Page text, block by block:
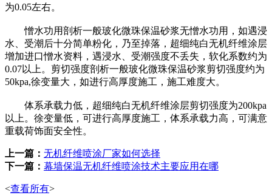
为0.05左右。
憎水功用剖析一般玻化微珠保温砂浆无憎水功用，如遇浸
水、受潮后十分简单粉化，乃至掉落，超细纯白无机纤维涂层
增加进口憎水资料，遇浸水、受潮强度不丢失，软化系数约为
0.07以上。剪切强度剖析一般玻化微珠保温砂浆剪切强度约为
50kpa,徐变量大，如进行高厚度施工，施工难度大。
体系承载力低，超细纯白无机纤维涂层剪切强度为200kpa
以上。徐变量低，可进行高厚度施工，体系承载力高，可满意
重载荷饰面安全性。
上一篇： 无机纤维喷涂厂家如何选择
下一篇： 幕墙保温无机纤维喷涂技术主要应用在哪
<查看所有>